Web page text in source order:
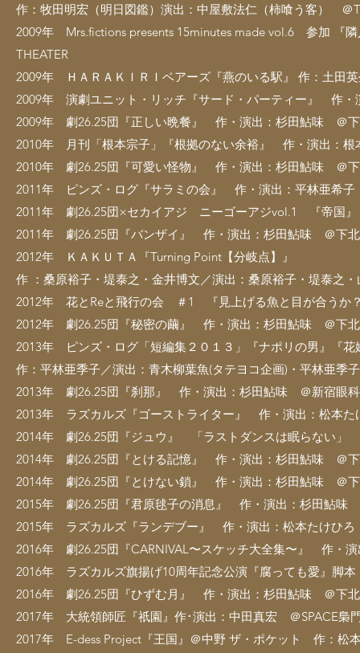
作：牧田明宏（明日図鑑）演出：中屋敷法仁（柿喰う客） ＠
2009年 Mrs.fictions presents 15minutes made vol.6 参加 『
THEATER
2009年 ＨＡＲＡＫＩＲＩベアーズ『燕のいる駅』 作：土
2009年 演劇ユニット・リッチ『サード・パーティー』 作
2009年 劇26.25団『正しい晩餐』 作・演出：杉田鮎味 ＠下
2010年 月刊「根本宗子」『根拠のない余裕』 作・演出：
2010年 劇26.25団『可愛い怪物』 作・演出：杉田鮎味 ＠下
2011年 ピンズ・ログ『サラミの会』 作・演出：平林亜希
2011年 劇26.25団×セカイアジ ニーゴーアジvol.1 『帝国
2011年 劇26.25団『バンザイ』 作・演出：杉田鮎味 ＠下
2012年 ＫＡＫＵＴＡ『Turning Point【分岐点】』
作 ：桑原裕子・堤泰之・金井博文／演出：桑原裕子・堤泰之
2012年 花とReと飛行の会 ＃1 『見上げる魚と目が合う
2012年 劇26.25団『秘密の繭』 作・演出：杉田鮎味 ＠下北
2013年 ピンズ・ログ「短編集２０１３」『ナポリの男』『花
作：平林亜季子／演出：青木柳葉魚(タテヨコ企画)・平林亜
2013年 劇26.25団『刹那』 作・演出：杉田鮎味 ＠新宿眼
2013年 ラズカルズ『ゴーストライター』 作・演出：松本
2014年 劇26.25団『ジュウ』 「ラストダンスは眠らない
2014年 劇26.25団『とける記憶』 作・演出：杉田鮎味 ＠下
2014年 劇26.25団『とけない鎖』 作・演出：杉田鮎味 ＠下
2015年 劇26.25団『君原毬子の消息』 作・演出：杉田鮎味
2015年 ラズカルズ『ランデブー』 作・演出：松本たけひ
2016年 劇26.25団『CARNIVAL〜スケッチ大全集〜』 作・
2016年 ラズカルズ旗揚げ10周年記念公演『腐っても愛』脚
2016年 劇26.25団『ひずむ月』 作・演出：杉田鮎味 ＠下北
2017年 大統領師匠『祇園』作･演出：中田真宏 ＠SPACE梟
2017年 E-dess Project『王国』＠中野 ザ・ポケット 作：松